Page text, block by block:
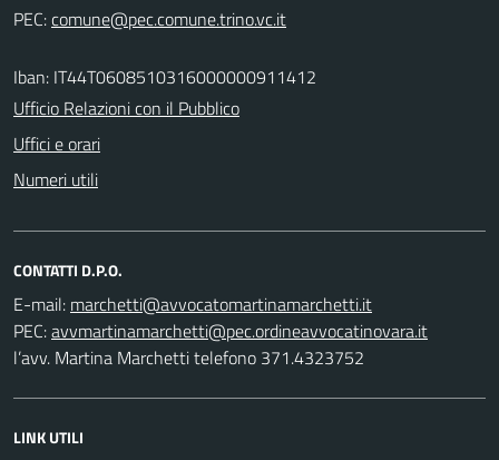
PEC:
Iban: IT44T0608510316000000911412
Ufficio Relazioni con il Pubblico
Uffici e orari
Numeri utili
CONTATTI D.P.O.
E-mail:
PEC:
l’avv. Martina Marchetti telefono 371.4323752
LINK UTILI